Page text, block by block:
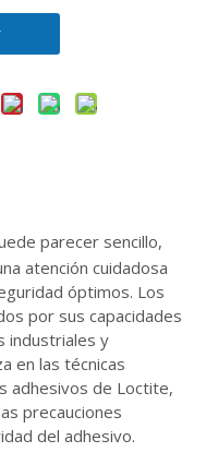
parecer sencillo,
atención cuidadosa
óptimos. Los
por sus capacidades
industriales y
en las técnicas
adhesivos de Loctite,
precauciones
del adhesivo.